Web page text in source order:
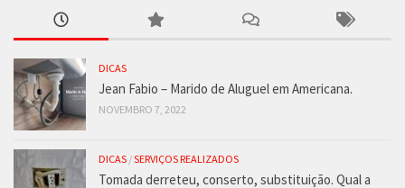
DICAS
Jean Fabio – Marido de Aluguel em Americana.
NOVEMBRO 7, 2022
DICAS /SERVIÇOS REALIZADOS
Tomada derreteu, conserto, substituição. Qual a